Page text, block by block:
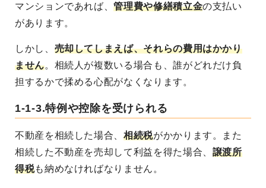
マンションであれば、管理費や修繕積立金の支払い
があります。
しかし、 売却してしまえば、それらの費用はかかり
ません。相続人が複数いる場合も、誰がどれだけ負
担するかで揉める心配がなくなります。
1-1-3.特例や控除を受けられる
不動産を相続した場合、相続税がかかります。また
相続した不動産を売却して利益を得た場合、 譲渡所
得税も納めなければなりません。